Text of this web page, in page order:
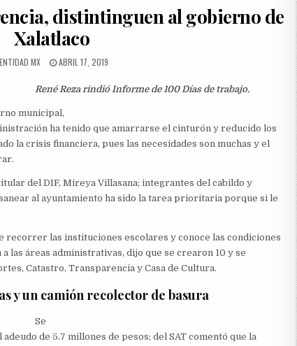
distintinguen al gobierno de
Xalatlaco
AUTHOR:
ENTIDAD MX
PUBLISHED
ABRIL 17, 2019
René Reza rindió Informe de 100 Días de trabajo.
municipal,
ha tenido que amarrarse el cinturón y reducido los
la crisis financiera, pues las necesidades son muchas y el
del DIF, Mireya Villasana; integrantes del cabildo y
al ayuntamiento ha sido la tarea prioritaria porque si le
recorrer las instituciones escolares y conoce las condiciones
las áreas administrativas, dijo que se crearon 10 y se
Catastro, Transparencia y Casa de Cultura.
y un camión recolector de basura
Se
de 5.7 millones de pesos; del SAT comentó que la